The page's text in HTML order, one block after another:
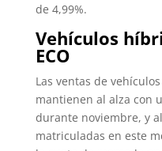
de 4,99%.
Vehículos
ECO
Las ventas de
mantienen al alza con
durante noviembre, y
matriculadas en este